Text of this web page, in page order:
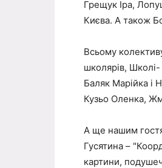
Грещук Іра,
Києва. А також
Всьому
школярів, Школі-
Баляк Марійка і
Кузьо Оленка,
А ще нашим
Гусятина –
картини,